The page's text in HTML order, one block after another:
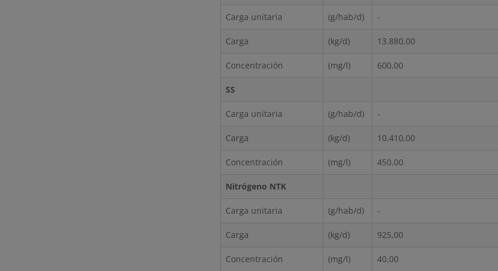
Carga unitaria (g/hab/d) -
Carga (kg/d) 13.880,00
Concentración (mg/l) 600,00
SS
Carga unitaria (g/hab/d) -
Carga (kg/d) 10.410,00
Concentración (mg/l) 450,00
Nitrógeno NTK
Carga unitaria (g/hab/d) -
Carga (kg/d) 925,00
Concentración (mg/l) 40,00